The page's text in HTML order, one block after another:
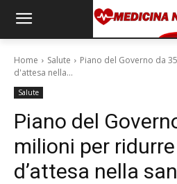
Home Salute
Piano del Governo da
d'attesa nella...
Salute
Piano del
milioni per
d’attesa nella